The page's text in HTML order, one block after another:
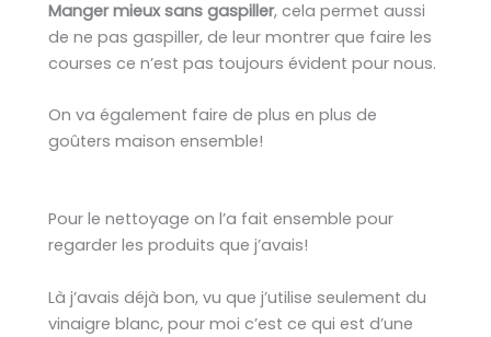
Manger mieux sans gaspiller, cela permet aussi
de ne pas gaspiller, de leur montrer que faire les
courses ce n’est pas toujours évident pour nous.
On va également faire de plus en plus de
goûters maison ensemble!
Pour le nettoyage on l’a fait ensemble pour
regarder les produits que j’avais!
Là j’avais déjà bon, vu que j’utilise seulement du
vinaigre blanc, pour moi c’est ce qui est d’une